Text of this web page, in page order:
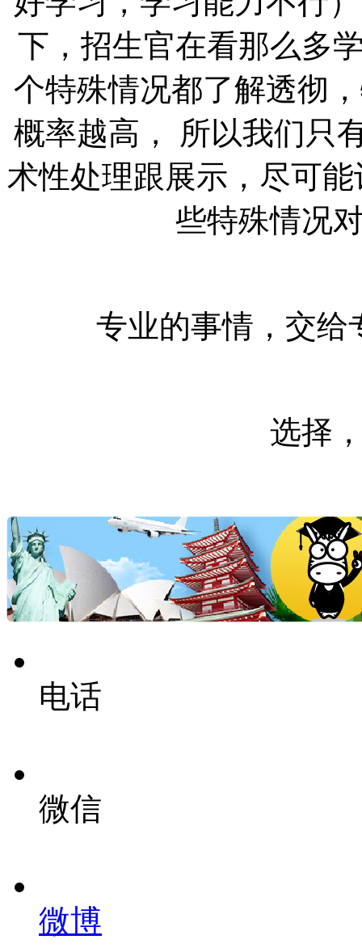
下，招生官在看那么多
个特殊情况都了解透彻
概率越高， 所以我们只
术性处理跟展示，尽可
些特殊情况
专业的事情，交给
选择
电话
微信
微博